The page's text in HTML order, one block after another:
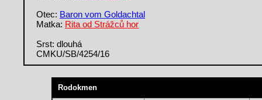
Otec: Baron vom Goldachtal
Matka: Rita od Strážců hor
Srst: dlouhá
CMKU/SB/4254/16
Rodokmen